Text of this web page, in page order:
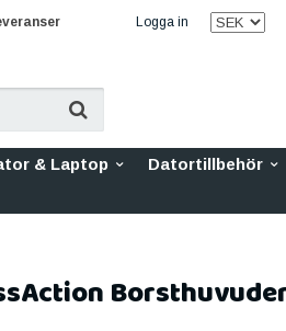
Logga in
& Laptop Datortillbehör